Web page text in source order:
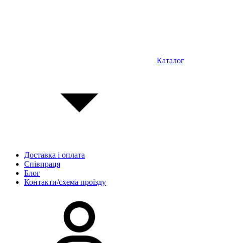
Каталог
Доставка і оплата
Співпраця
Блог
Контакти/схема проїзду